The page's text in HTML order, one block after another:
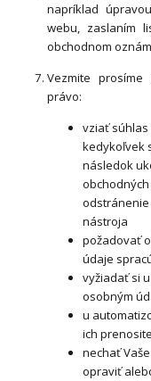
napríklad
webu, zaslaním
obchodnom
Vezmite
právo:
vziať
kedykoľvek
následok
nástroja
požadovať
údaje
vyžiadať si
osobným
u
ich
nechať
opraviť